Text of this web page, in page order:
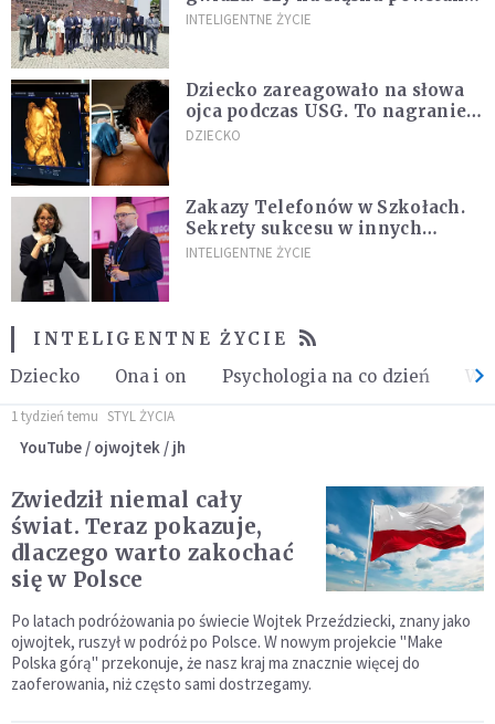
„Dolina Krzemowa”?
INTELIGENTNE ŻYCIE
Dziecko zareagowało na słowa
ojca podczas USG. To nagranie
podbija sieć
DZIECKO
Zakazy Telefonów w Szkołach.
Sekrety sukcesu w innych
krajach, które nauczyciele i
INTELIGENTNE ŻYCIE
INTELIGENTNE ŻYCIE
Dziecko
Ona i on Psychologia na co dzień
1 tydzień temu STYL ŻYCIA
YouTube / ojwojtek / jh
Zwiedził niemal cały
świat. Teraz pokazuje,
dlaczego warto zakochać
się w Polsce
Po latach podróżowania po świecie Wojtek Przeździecki, znany jako
ojwojtek, ruszył w podróż po Polsce. W nowym projekcie "Make
Polska górą" przekonuje, że nasz kraj ma znacznie więcej do
zaoferowania, niż często sami dostrzegamy.